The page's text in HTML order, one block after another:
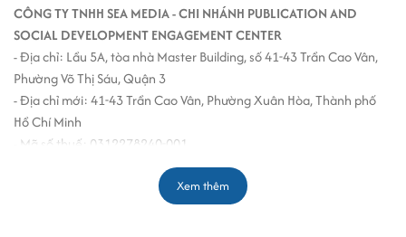
CÔNG TY TNHH SEA MEDIA - CHI NHÁNH PUBLICATION AND
SOCIAL DEVELOPMENT ENGAGEMENT CENTER
- Địa chỉ: Lầu 5A, tòa nhà Master Building, số 41-43 Trần Cao Vân,
Phường Võ Thị Sáu, Quận 3
- Địa chỉ mới: 41-43 Trần Cao Vân, Phường Xuân Hòa, Thành phố
Hồ Chí Minh
- Mã số thuế: 0312278240-001
CÔNG TY TNHH SPECIALTY ALUMINAS VIỆT NAM
- Địa chỉ: Lầu 07, tòa nhà Master Building, số 41-43 Trần Cao Vân,
Xem thêm